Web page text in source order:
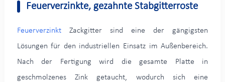
Feuerverzinkte, gezahnte Stabgitterroste
FeuerverzinktZackgitter sind eine der gängigsten
Lösungen für den industriellen Einsatz im Außenbereich.
Nach der Fertigung wird die gesamte Platte in
geschmolzenes Zink getaucht, wodurch sich eine